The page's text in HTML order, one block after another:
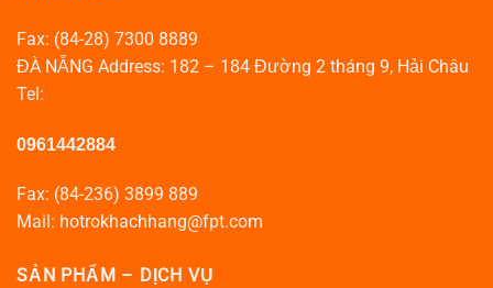
Fax: (84-28) 7300 8889
ĐÀ NẴNG Address: 182 – 184 Đường 2 tháng 9, Hải Châu
Tel:
0961442884
Fax: (84-236) 3899 889
Mail: hotrokhachhang@fpt.com
SẢN PHẨM – DỊCH VỤ